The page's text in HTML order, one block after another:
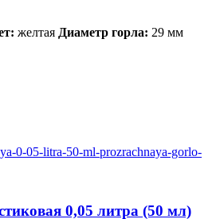
желтая Диаметр горла: 29 мм
0,05 литра (50 мл)